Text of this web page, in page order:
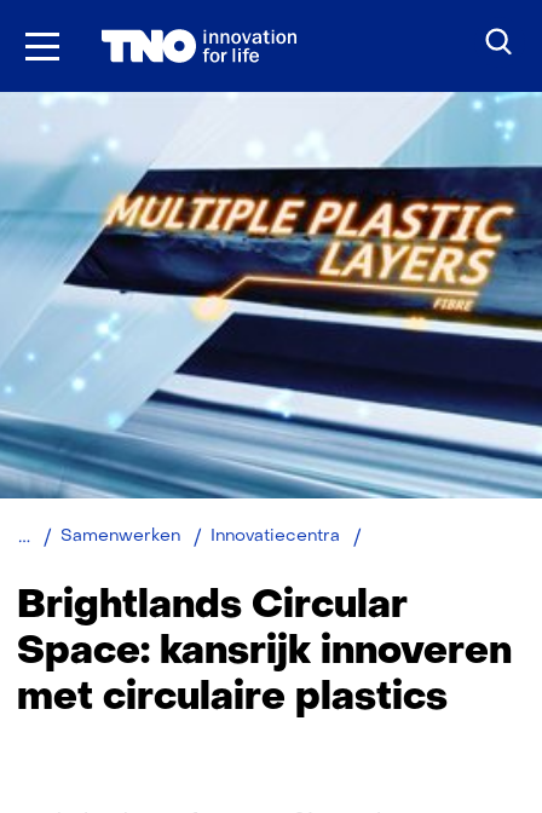
Ga
Samenwerken Innovatiecentra
Space:
kansrijk
met
circulaire
plastics
Brightlands Circular
Space: kansrijk innoveren
met circulaire plastics